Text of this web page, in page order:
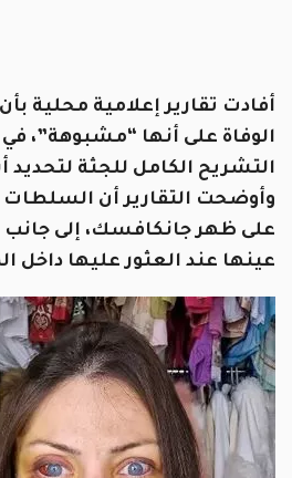
أفادت تقارير إعلامية محلية
الوفاة على أنها “مشبوهة”،
التشريح الكامل للجثة لتحديد
وأوضحت التقارير أن
على ظهر جانكافسك، إلى
عينها عند العثور عليها داخل